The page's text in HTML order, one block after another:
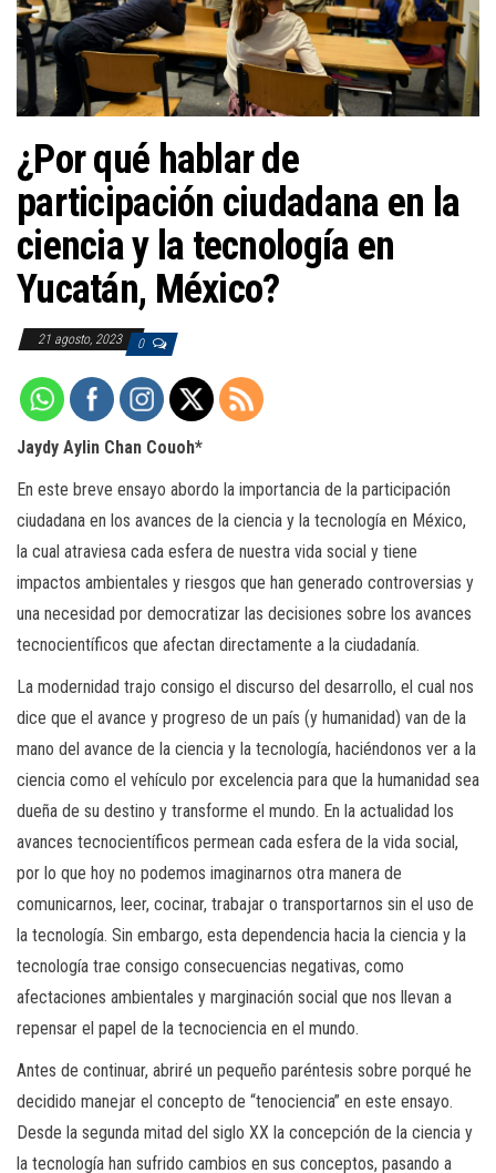
c
i
ó
¿Por qué hablar de
participación ciudadana en la
ciencia y la tecnología en
Yucatán, México?
21 agosto, 2023 0
Jaydy Aylin Chan Couoh*
En este breve ensayo abordo la importancia de la participación
ciudadana en los avances de la ciencia y la tecnología en México,
la cual atraviesa cada esfera de nuestra vida social y tiene
impactos ambientales y riesgos que han generado controversias y
una necesidad por democratizar las decisiones sobre los avances
tecnocientíficos que afectan directamente a la ciudadanía.
La modernidad trajo consigo el discurso del desarrollo, el cual nos
dice que el avance y progreso de un país (y humanidad) van de la
mano del avance de la ciencia y la tecnología, haciéndonos ver a la
ciencia como el vehículo por excelencia para que la humanidad sea
dueña de su destino y transforme el mundo. En la actualidad los
avances tecnocientíficos permean cada esfera de la vida social,
por lo que hoy no podemos imaginarnos otra manera de
comunicarnos, leer, cocinar, trabajar o transportarnos sin el uso de
la tecnología. Sin embargo, esta dependencia hacia la ciencia y la
tecnología trae consigo consecuencias negativas, como
afectaciones ambientales y marginación social que nos llevan a
repensar el papel de la tecnociencia en el mundo.
Antes de continuar, abriré un pequeño paréntesis sobre porqué he
decidido manejar el concepto de “tenociencia” en este ensayo.
Desde la segunda mitad del siglo XX la concepción de la ciencia y
la tecnología han sufrido cambios en sus conceptos, pasando a